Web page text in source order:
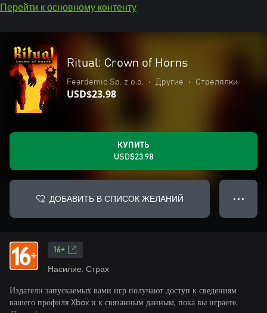
Перейти к основному контенту
Ritual: Crown of Horns
Feardemic Sp. z o.o. • Другие • Стрелялки
USD$23.98
КУПИТЬ
USD$23.98
ДОБАВИТЬ В СПИСОК ЖЕЛАНИЙ ● ● ●
16+
Насилие, Страх
Издатели запускаемых вами игр получают доступ к сведениям
вашего профиля Xbox и к связанным данным, пока вы играете.